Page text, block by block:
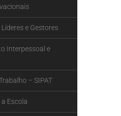
e Gestores
Interpessoal e
– SIPAT
Escola